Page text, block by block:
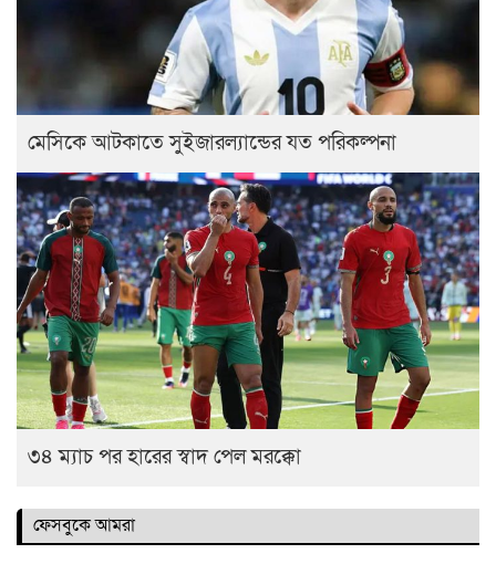
মেসিকে আটকাতে সুইজারল্যান্ডের যত পরিকল্পনা
৩৪ ম্যাচ পর হারের স্বাদ পেল মরক্কো
ফেসবুকে আমরা